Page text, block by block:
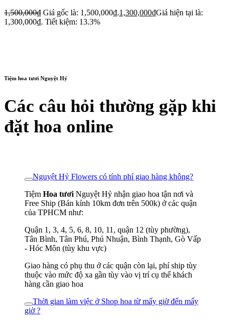
1,500,000₫ Giá gốc là: 1,500,000₫.1,300,000₫Giá hiện tại là:
1,300,000₫. Tiết kiệm: 13.3%
Tiệm hoa tươi Nguyệt Hỷ
Các câu hỏi thường gặp khi
đặt hoa online
Nguyệt Hỷ Flowers có tính phí giao hàng không?
Tiệm Hoa tươi Nguyệt Hỷ nhận giao hoa tận nơi và
Free Ship (Bán kính 10km đơn trên 500k) ở các quận
của TPHCM như:
Quận 1, 3, 4, 5, 6, 8, 10, 11, quận 12 (tùy phường),
Tân Bình, Tân Phú, Phú Nhuận, Bình Thạnh, Gò Vấp
- Hóc Môn (tùy khu vực)
Giao hàng có phụ thu ở các quận còn lại, phí ship tùy
thuộc vào mức độ xa gần tùy vào vị trí cụ thể khách
hàng cần giao hoa
Thời gian làm việc ở Shop hoa từ mấy giờ đến mấy
giờ ?